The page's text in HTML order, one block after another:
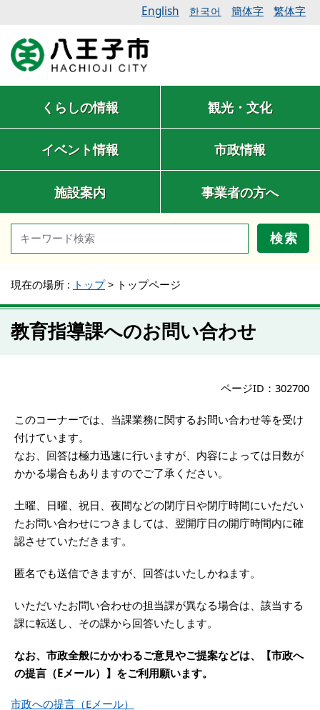
English 한국어 簡体字 繁体字
くらしの情報 観光・文化
イベント情報 市政情報
施設案内 事業者の方へ
検索
現在の場所 : トップ> トップページ
教育指導課へのお問い合わせ
ページID：302700
このコーナーでは、当課業務に関するお問い合わせ等を受け
付けています。
なお、回答は極力迅速に行いますが、内容によっては日数が
かかる場合もありますのでご了承ください。
土曜、日曜、祝日、夜間などの閉庁日や閉庁時間にいただい
たお問い合わせにつきましては、翌開庁日の開庁時間内に確
認させていただきます。
匿名でも送信できますが、回答はいたしかねます。
いただいたお問い合わせの担当課が異なる場合は、該当する
課に転送し、その課から回答いたします。
なお、市政全般にかかわるご意見やご提案などは、【市政へ
の提言（Eメール）】をご利用願います。
市政への提言（Eメール）